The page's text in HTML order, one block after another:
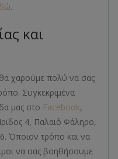
.
και
χαρούμε πολύ να σας
Συγκεκριμένα
μας στο Facebook,
4, Παλαιό Φάληρο,
Όποιον τρόπο και να
να σας βοηθήσουμε